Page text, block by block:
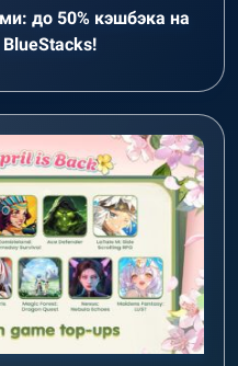
до 50% кэшбэка на